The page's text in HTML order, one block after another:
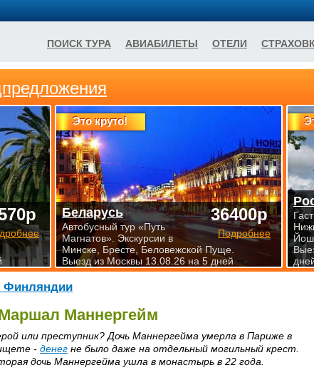
Финляндии
Маннергейм
или преступник? Дочь Маннергейма умерла в Париже в
- денег не было даже на отдельный могильный крест.
дочь Маннергейма ушла в монастырь в 22 года.
Это круто!
36400р
Подробнее
Беларусь
Автобусный тур «Путь
Магнатов». Экскурсии в
Минске, Бресте, Беловежской Пуще.
Выезд из Москвы 13.08.26 на 5 дней
ПОИСК ТУРА АВИАБИЛЕТЫ ОТЕЛИ